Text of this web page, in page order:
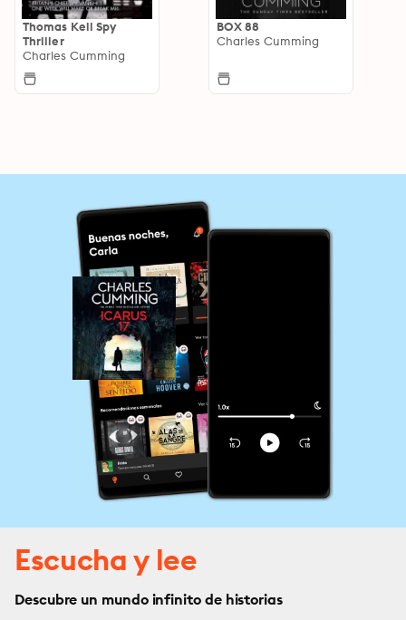
Thomas Kell Spy
Thriller
Charles Cumming
BOX 88
Charles Cumming
Escucha y lee
Descubre un mundo infinito de historias